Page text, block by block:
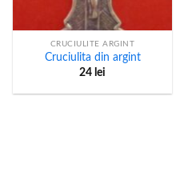
CRUCIULITE ARGINT
Cruciulita din argint
24 lei